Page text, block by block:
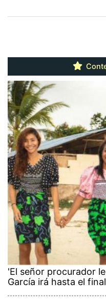
'El señor procurador
García irá hasta el final